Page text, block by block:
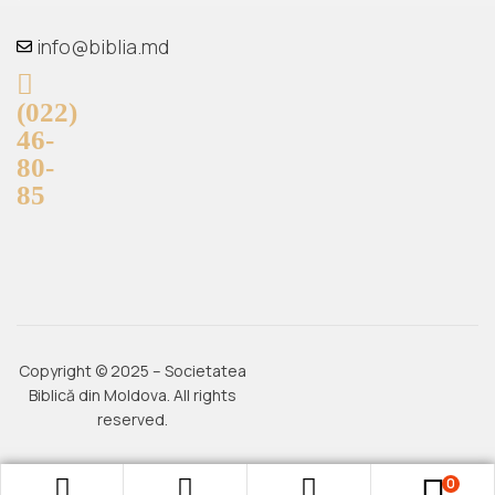
0
info@biblia.md
(022)
46-
80-
85
Copyright © 2025 – Societatea
Biblică din Moldova. All rights
reserved.